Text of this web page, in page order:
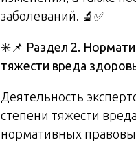
заболеваний. 🔬✅
✳️📌 Раздел 2.
тяжести вреда
Деятельность
степени тяжести
нормативных